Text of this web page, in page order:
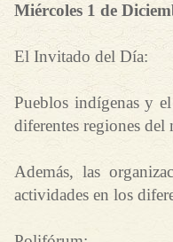
Miércoles 1 de
El Invitado del Día:
Pueblos indígenas y
diferentes regiones del
Además, las
actividades en los